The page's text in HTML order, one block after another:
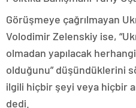
Görüşmeye çağrılmayan
Volodimir Zelenskiy ise,
olmadan yapılacak
olduğunu” düşündüklerini
ilgili hiçbir şeyi veya hiçbir
dedi.